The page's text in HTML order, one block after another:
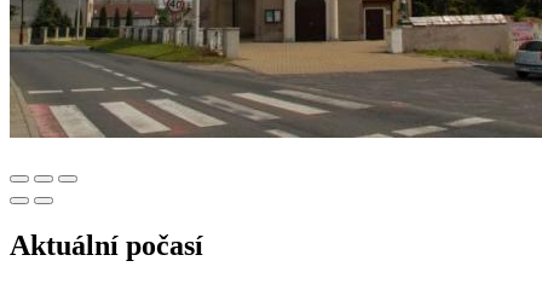
Aktuální počasí